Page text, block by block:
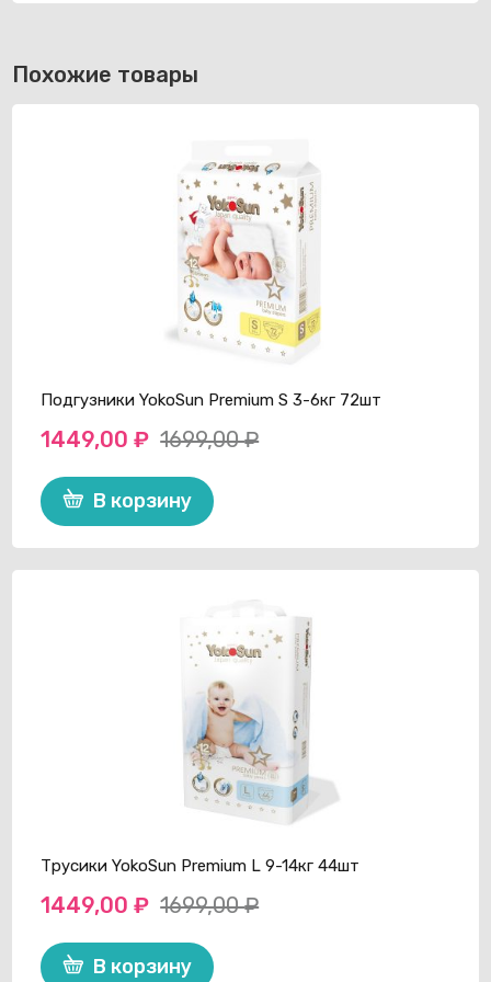
Похожие товары
Подгузники YokoSun Premium S 3-6кг 72шт
1699,00₽
Первоначальная
цена
составляла
1699,00 ₽.
1449,00₽
Текущая
цена:
1449,00 ₽.
В корзину
Трусики YokoSun Premium L 9-14кг 44шт
1699,00₽
Первоначальная
цена
1449,00₽
Текущая
цена:
В корзину